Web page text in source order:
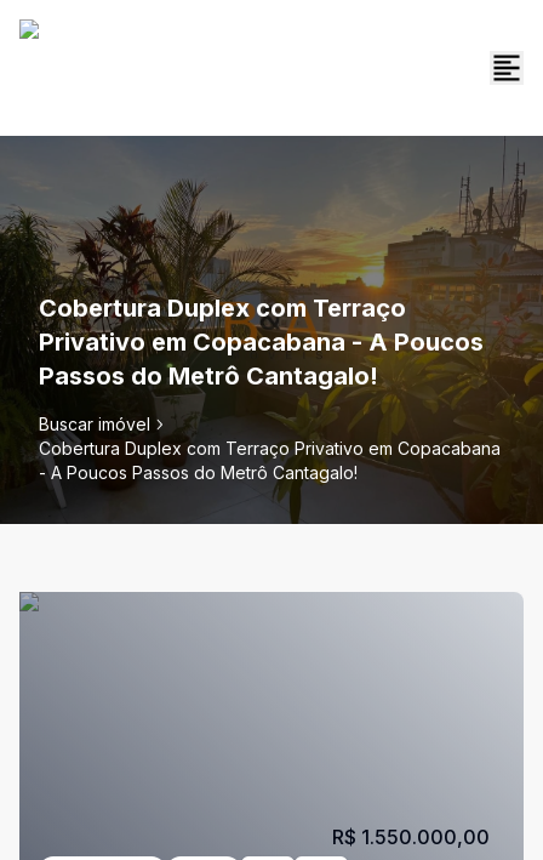
Cobertura Duplex com Terraço
Privativo em Copacabana - A Poucos
Passos do Metrô Cantagalo!
Buscar imóvel
Cobertura Duplex com Terraço Privativo em Copacabana
- A Poucos Passos do Metrô Cantagalo!
R$ 1.550.000,00